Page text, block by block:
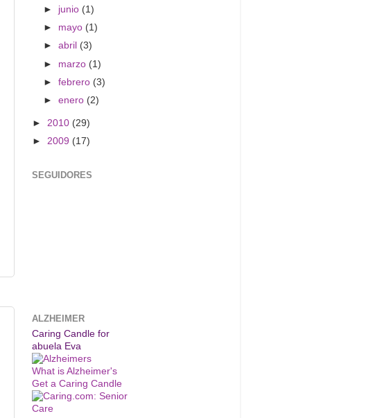
► junio (1)
► mayo (1)
►abril (3)
► marzo (1)
►febrero (3)
►enero (2)
► 2010 (29)
► 2009 (17)
SEGUIDORES
ALZHEIMER
Caring Candle for
abuela Eva
What is Alzheimer's
Get a Caring Candle